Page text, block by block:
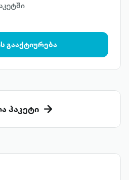
გააქტიურება
პაკეტი